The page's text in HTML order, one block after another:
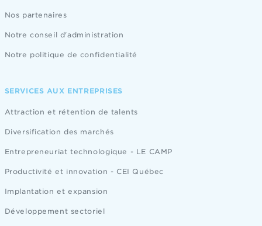
Nos partenaires
Notre conseil d'administration
Notre politique de confidentialité
SERVICES AUX ENTREPRISES
Attraction et rétention de talents
Diversification des marchés
Entrepreneuriat technologique - LE CAMP
Productivité et innovation - CEI Québec
Implantation et expansion
Développement sectoriel